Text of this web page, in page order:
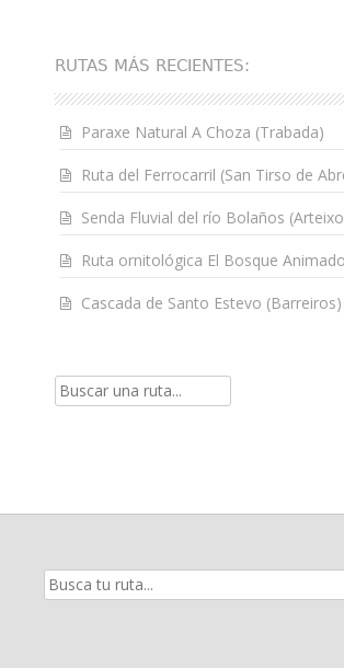
RUTAS MÁS RECIENTES:
Paraxe Natural A Choza (Trabada)
Ruta del Ferrocarril (San Tirso de
Senda Fluvial del río Bolaños
Ruta ornitológica El Bosque
Cascada de Santo Estevo (Barreiros)
Resultados